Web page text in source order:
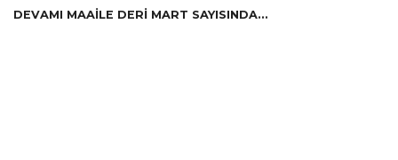
DEVAMI MAAILE DERI MART SAYISINDA…